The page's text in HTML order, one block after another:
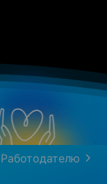
Работодателю